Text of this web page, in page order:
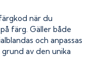
när du
färg. Gäller både
och anpassas
av den unika